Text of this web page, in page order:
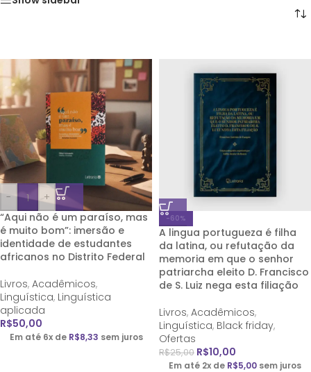
-
+
“Aqui não é um paraíso, mas
é muito bom”: imersão e
identidade de estudantes
africanos no Distrito Federal
Livros, Acadêmicos,
Linguística, Linguística
aplicada
R$50,00
Em até 6x de R$8,33 sem juros
-60%
A lingua portugueza é filha
da latina, ou refutação da
memoria em que o senhor
patriarcha eleito D. Francisco
de S. Luiz nega esta filiação
Livros, Acadêmicos,
Linguística, Black friday,
Ofertas
R$25,00 R$10,00
Em até 2x de R$5,00 sem juros